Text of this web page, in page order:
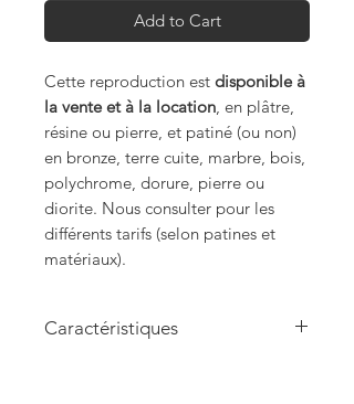
Add to Cart
Cette reproduction est disponible à
la vente et à la location, en plâtre,
résine ou pierre, et patiné (ou non)
en bronze, terre cuite, marbre, bois,
polychrome, dorure, pierre ou
diorite. Nous consulter pour les
différents tarifs (selon patines et
matériaux).
Caractéristiques